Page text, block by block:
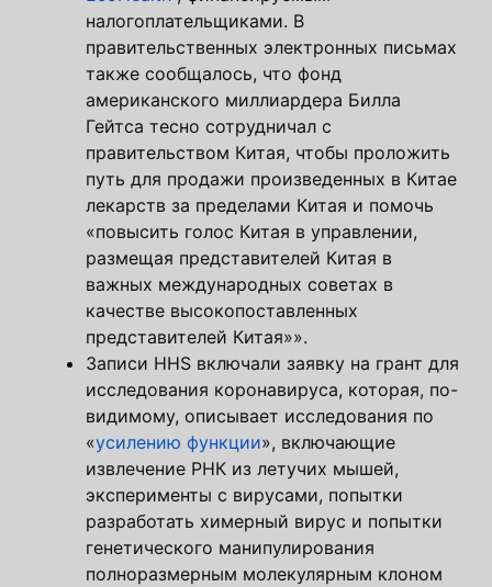
налогоплательщиками. В
правительственных электронных письмах
также сообщалось, что фонд
американского миллиардера Билла
Гейтса тесно сотрудничал с
правительством Китая, чтобы проложить
путь для продажи произведенных в Китае
лекарств за пределами Китая и помочь
«повысить голос Китая в управлении,
размещая представителей Китая в
важных международных советах в
качестве высокопоставленных
представителей Китая»».
Записи HHS включали заявку на грант для
исследования коронавируса, которая, по-
видимому, описывает исследования по
«усилению функции», включающие
извлечение РНК из летучих мышей,
эксперименты с вирусами, попытки
разработать химерный вирус и попытки
генетического манипулирования
полноразмерным молекулярным клоном